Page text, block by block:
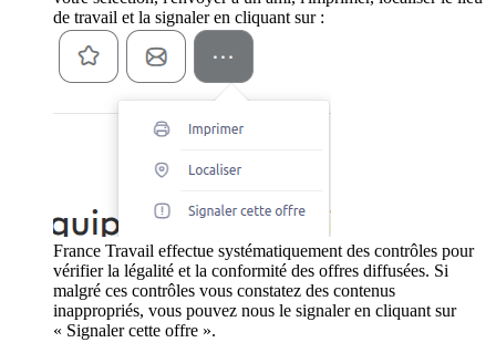
de travail et la signaler en cliquant sur :
France Travail effectue systématiquement des contrôles pour
vérifier la légalité et la conformité des offres diffusées. Si
malgré ces contrôles vous constatez des contenus
inappropriés, vous pouvez nous le signaler en cliquant sur
« Signaler cette offre ».